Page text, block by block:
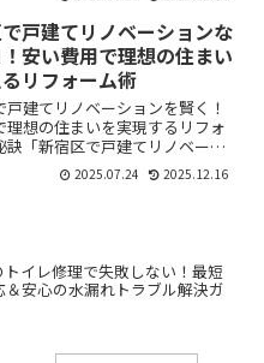
リフォームした人はどんなふう
ているの？」と、不安や疑問が
浮かんでくるのは当...
戸建てリノベーションな
安い費用で理想の住まい
リフォーム術
戸建てリノベーションを賢く！
理想の住まいを実現するリフォ
訣「新宿区で戸建てリノベーシ
たいけれど、費用が高そう」
フォームや格安リフォームっ
2025.07.24 2025.12.16
トイレ修理で失敗しない！最短
＆安心の水漏れトラブル解決ガ